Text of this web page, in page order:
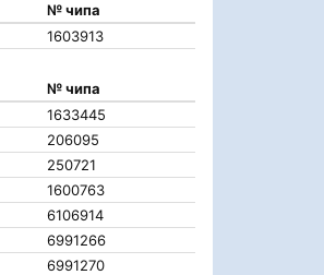
№ чипа
1603913
№ чипа
1633445
206095
250721
1600763
6106914
6991266
6991270